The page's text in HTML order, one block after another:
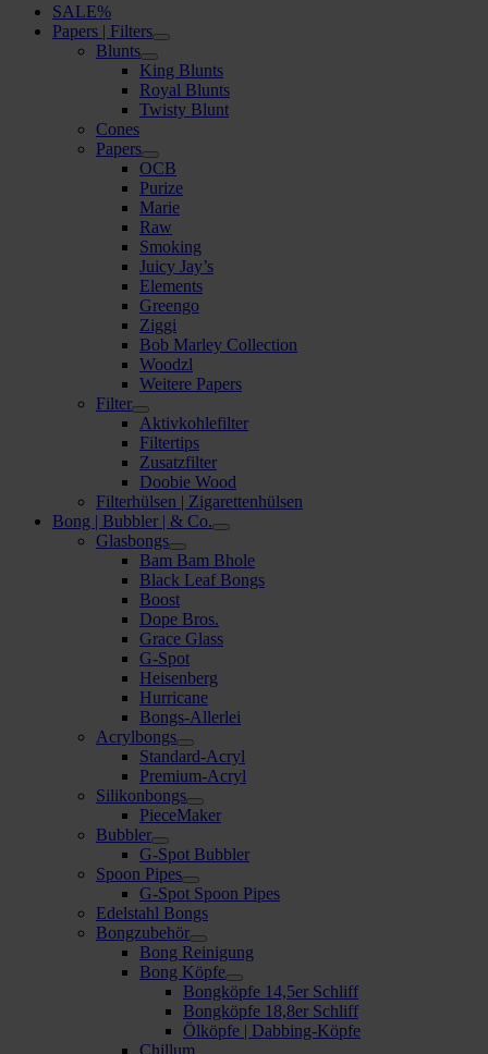
SALE%
Papers | Filters
Blunts
King Blunts
Royal Blunts
Twisty Blunt
Cones
Papers
OCB
Purize
Marie
Raw
Smoking
Juicy Jay’s
Elements
Greengo
Ziggi
Bob Marley Collection
Woodzl
Weitere Papers
Filter
Aktivkohlefilter
Filtertips
Zusatzfilter
Doobie Wood
Filterhülsen | Zigarettenhülsen
Bong | Bubbler | & Co.
Glasbongs
Bam Bam Bhole
Black Leaf Bongs
Boost
Dope Bros.
Grace Glass
G-Spot
Heisenberg
Hurricane
Bongs-Allerlei
Acrylbongs
Standard-Acryl
Premium-Acryl
Silikonbongs
PieceMaker
Bubbler
G-Spot Bubbler
Spoon Pipes
G-Spot Spoon Pipes
Edelstahl Bongs
Bongzubehör
Bong Reinigung
Bong Köpfe
Bongköpfe 14,5er Schliff
Bongköpfe 18,8er Schliff
Ölköpfe | Dabbing-Köpfe
Chillum